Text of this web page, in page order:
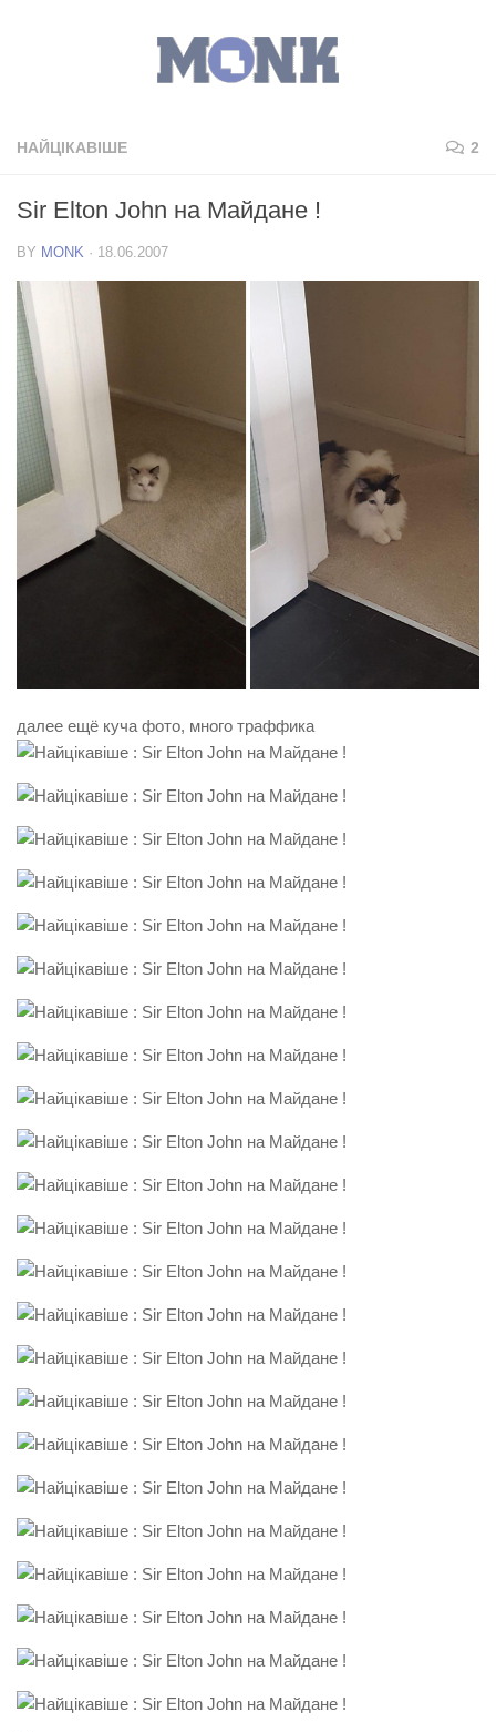
НАЙЦІКАВІШЕ 2
Sir Elton John на Майдане !
BY MONK · 18.06.2007
далее ещё куча фото, много траффика